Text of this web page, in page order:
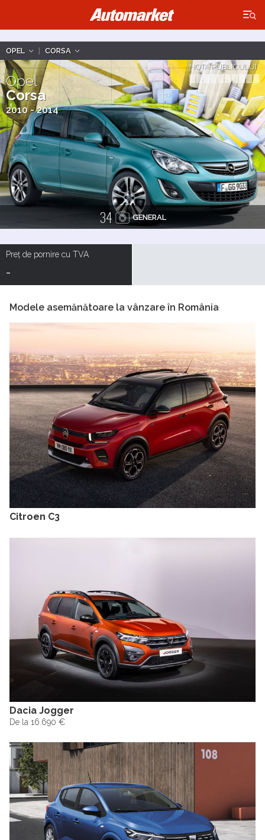
×
OPEL | CORSA
Opel
Corsa
2010 - 2014
NOTA PUBLICULUI
34 GENERAL
Preț de pornire cu TVA
-
Modele asemănătoare la vânzare în România
Citroen C3
Dacia Jogger
De la 16.690 €